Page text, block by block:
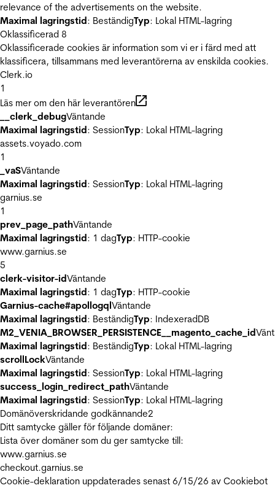
relevance of the advertisements on the website.
Maximal lagringstid: BeständigTyp: Lokal HTML-lagring
Oklassificerad 8
Oklassificerade cookies är information som vi er i färd med att
klassificera, tillsammans med leverantörerna av enskilda cookies.
Clerk.io
1
Läs mer om den här leverantören
__clerk_debugVäntande
Maximal lagringstid: SessionTyp: Lokal HTML-lagring
assets.voyado.com
1
_vaSVäntande
Maximal lagringstid: SessionTyp: Lokal HTML-lagring
garnius.se
1
prev_page_pathVäntande
Maximal lagringstid: 1 dagTyp: HTTP-cookie
www.garnius.se
5
clerk-visitor-idVäntande
Maximal lagringstid: 1 dagTyp: HTTP-cookie
Garnius-cache#apollogqlVäntande
Maximal lagringstid: BeständigTyp: IndexeradDB
M2_VENIA_BROWSER_PERSISTENCE__magento_cache_id
Maximal lagringstid: BeständigTyp: Lokal HTML-lagring
scrollLockVäntande
Maximal lagringstid: SessionTyp: Lokal HTML-lagring
success_login_redirect_pathVäntande
Maximal lagringstid: SessionTyp: Lokal HTML-lagring
Domänöverskridande godkännande2
Ditt samtycke gäller för följande domäner:
Lista över domäner som du ger samtycke till:
www.garnius.se
checkout.garnius.se
Cookie-deklaration uppdaterades senast 6/15/26 av Cookiebot